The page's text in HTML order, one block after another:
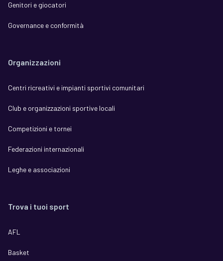
Genitori e giocatori
Governance e conformità
Organizzazioni
Centri ricreativi e impianti sportivi comunitari
Club e organizzazioni sportive locali
Competizioni e tornei
Federazioni internazionali
Leghe e associazioni
Trova i tuoi sport
AFL
Basket